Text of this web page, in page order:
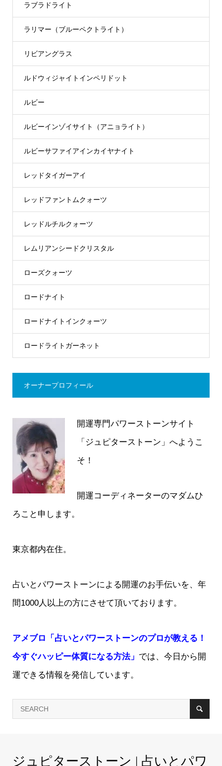
ラブラドライト
ラリマー（ブルーペクトライト）
リビアングラス
ルドウィジャイトインペリドット
ルビー
ルビーインゾイサイト（アニョライト）
ルビーサファイアインカイヤナイト
レッドタイガーアイ
レッドファントムクォーツ
レッドルチルクォーツ
レムリアンシードクリスタル
ローズクォーツ
ロードナイト
ロードナイトインクォーツ
ロードライトガーネット
オーナープロフィール
開運専門パワーストーンサイト
「ジュピターストーン」へようこ
そ！
開運コーディネーターのマダムひ
ろこと申します。
東京都内在住。
占いとパワーストーンによる開運のお手伝いを、年
間1000人以上の方にさせて頂いております。
アメブロ「占いとパワーストーンのプロが教える！
今すぐハッピー体質になる方法」 では、今日から開
運できる情報を発信しています。
ジュピターストーン | 占いとパワ